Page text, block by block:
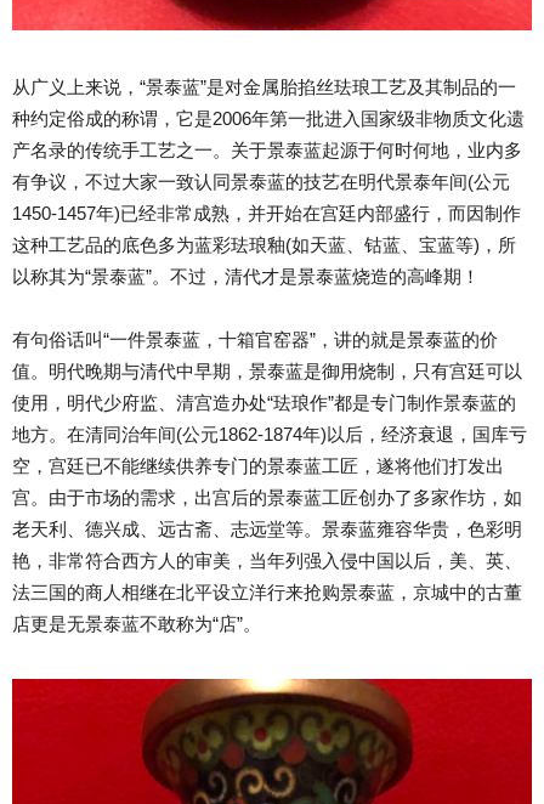
从广义上来说，“景泰蓝”是对金属胎掐丝珐琅工艺及其制品的一
种约定俗成的称谓，它是2006年第一批进入国家级非物质文化遗
产名录的传统手工艺之一。关于景泰蓝起源于何时何地，业内多
有争议，不过大家一致认同景泰蓝的技艺在明代景泰年间(公元
1450-1457年)已经非常成熟，并开始在宫廷内部盛行，而因制作
这种工艺品的底色多为蓝彩珐琅釉(如天蓝、钴蓝、宝蓝等)，所
以称其为“景泰蓝”。不过，清代才是景泰蓝烧造的高峰期！
有句俗话叫“一件景泰蓝，十箱官窑器”，讲的就是景泰蓝的价
值。明代晚期与清代中早期，景泰蓝是御用烧制，只有宫廷可以
使用，明代少府监、清宫造办处“珐琅作”都是专门制作景泰蓝的
地方。在清同治年间(公元1862-1874年)以后，经济衰退，国库亏
空，宫廷已不能继续供养专门的景泰蓝工匠，遂将他们打发出
宫。由于市场的需求，出宫后的景泰蓝工匠创办了多家作坊，如
老天利、德兴成、远古斋、志远堂等。景泰蓝雍容华贵，色彩明
艳，非常符合西方人的审美，当年列强入侵中国以后，美、英、
法三国的商人相继在北平设立洋行来抢购景泰蓝，京城中的古董
店更是无景泰蓝不敢称为“店”。